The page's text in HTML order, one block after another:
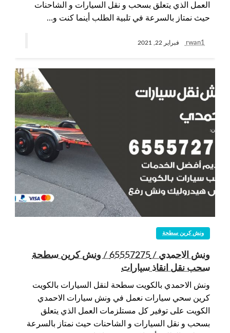
العمل الذي يتعلق بسحب و نقل السيارات و الشاحنات
حيث نمتاز بالسرعة في تلبية الطلب أينما كنت و…
rwan1 فبراير 22, 2021
ونش كرين سطحة
ونش الاحمدي / 65557275 / ونش كرين سطحة
سحب نقل انقاذ سيارات
ونش الاحمدي بالكويت سطحة لنقل السيارات بالكويت
كرين سحي سيارات نعمل في ونش سيارات الاحمدي
الكويت على توفير كل مستلزمات العمل الذي يتعلق
بسحب و نقل السيارات و الشاحنات حيث نمتاز بالسرعة